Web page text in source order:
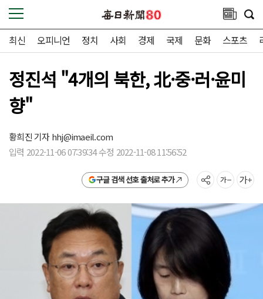
최신 오피니언 정치 사회 경제 국제 문화 스포츠
정진석 "4개의 북한, 北·중·러·윤미
향"
황희진 기자hhj@imaeil.com
입력 2022-11-06 07:39:34 수정 2022-11-08 11:56:52
구글 검색 선호 출처로 추가